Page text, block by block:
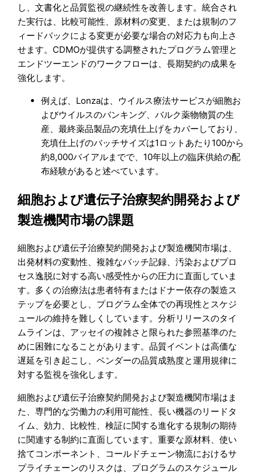
し、文書化と品質監視の継続性を改善します。統合され
た実行は、比較可能性、原材料の変更、または規制のフ
ィードバックによる変更が必要な場合の対応力も向上さ
せます。CDMOが提供する調整されたプログラム管理と
エンドツーエンドのワークフローは、長期契約の成果を
強化します。
例えば、Lonzaは、ウイルス療法サービスが細胞お
よびウイルスのバンキング、バルク薬物物質の生
産、最終薬品製品の充填仕上げをカバーしており、
充填仕上げのバッチサイズは1ロットあたり100から
約8,000バイアルまでで、10年以上の臨床供給の配
布経験があると述べています。
細胞および遺伝子治療契約開発および
製造機関市場の課題
細胞および遺伝子治療契約開発および製造機関市場は、
出発材料の変動性、複雑なバッチ記録、汚染およびプロ
セス逸脱に対する高い感受性からの圧力に直面していま
す。多くの治療法は患者特有またはドナー依存の製造ス
テップを必要とし、プログラム全体での再現性とスケジ
ュールの維持を難しくしています。分析リリースのタイ
ムラインは、アッセイの複雑さと限られた参照基準のた
めに困難になることがあります。品質イベントは高価な
遅延を引き起こし、ベンダーの品質成熟度と運用規律に
対する監視を強化します。
細胞および遺伝子治療契約開発および製造機関市場はま
た、専門的な労働力の利用可能性、長い機器のリードタ
イム、効力、比較性、検証に関する進化する規制の期待
に関連する制約に直面しています。重要な原材料、使い
捨てコンポーネント、コールドチェーン物流におけるサ
プライチェーンのリスクは、プログラムのスケジュール